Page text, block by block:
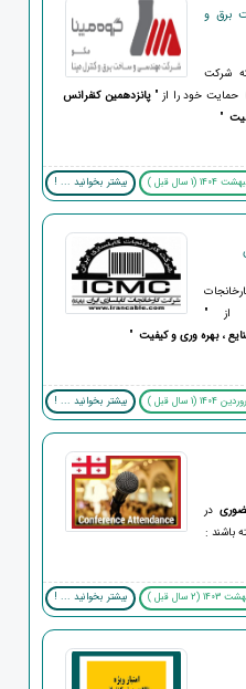
برق و
شركت
حمایت خود را از "پانزدهمینکنفرانس
"
بیشتر بخوانید ... !
از "
، بهره وری و کیفیت "
بیشتر بخوانید ... !
در
باشند :
بیشتر بخوانید ... !